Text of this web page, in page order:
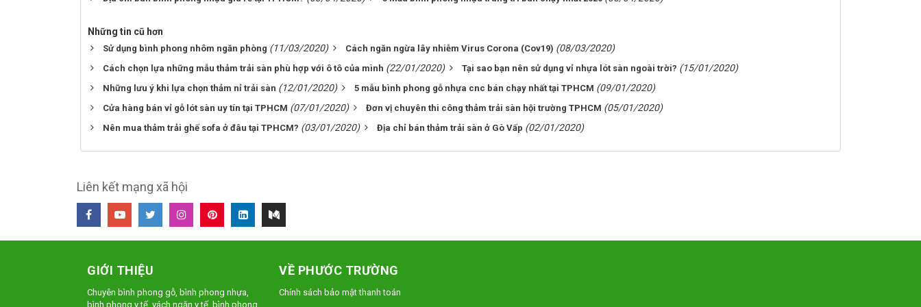
Những tin cũ hơn
Sử dụng bình phong nhôm ngăn phòng (11/03/2020) Cách ngăn ngừa lây nhiễm Virus Corona (Cov19) (08/03/2020)
Cách chọn lựa những mẫu thảm trải sàn phù hợp với ô tô của mình (22/01/2020) Tại sao bạn nên sử dụng vỉ nhựa lót sàn ngoài trời? (15/01/2020)
Những lưu ý khi lựa chọn thảm nỉ trải sàn (12/01/2020) 5 mẫu bình phong gỗ nhựa cnc bán chạy nhất tại TPHCM (09/01/2020)
Cửa hàng bán vỉ gỗ lót sàn uy tín tại TPHCM (07/01/2020) Đơn vị chuyên thi công thảm trải sàn hội trường TPHCM (05/01/2020)
Nên mua thảm trải ghế sofa ở đâu tại TPHCM? (03/01/2020) Địa chỉ bán thảm trải sàn ở Gò Vấp (02/01/2020)
Liên kết mạng xã hội
GIỚI THIỆU
Chuyên bình phong gỗ, bình phong nhựa,
bình phong y tế, vách ngăn y tế, bình phong
VỀ PHƯỚC TRƯỜNG
Chính sách bảo mật thanh toán